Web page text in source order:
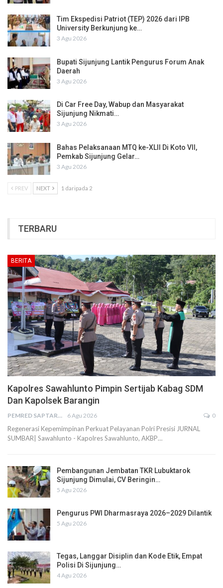
Tim Ekspedisi Patriot (TEP) 2026 dari IPB
University Berkunjung ke…
3 Agu 2026
Bupati Sijunjung Lantik Pengurus Forum Anak
Daerah
3 Agu 2026
Di Car Free Day, Wabup dan Masyarakat
Sijunjung Nikmati…
3 Agu 2026
Bahas Pelaksanaan MTQ ke-XLII Di Koto VII,
Pemkab Sijunjung Gelar…
3 Agu 2026
PREV NEXT 1 daripada 2
TERBARU
BERITA
Kapolres Sawahlunto Pimpin Sertijab Kabag SDM
Dan Kapolsek Barangin
PEMRED SAPTARIUS 6 Agu 2026 0
Regenerasi Kepemimpinan Perkuat Pelayanan Polri Presisi JURNAL
SUMBAR| Sawahlunto - Kapolres Sawahlunto, AKBP…
Pembangunan Jembatan TKR Lubuktarok
Sijunjung Dimulai, CV Beringin…
5 Agu 2026
Pengurus PWI Dharmasraya 2026–2029 Dilantik
5 Agu 2026
Tegas, Langgar Disiplin dan Kode Etik, Empat
Polisi Di Sijunjung…
4 Agu 2026